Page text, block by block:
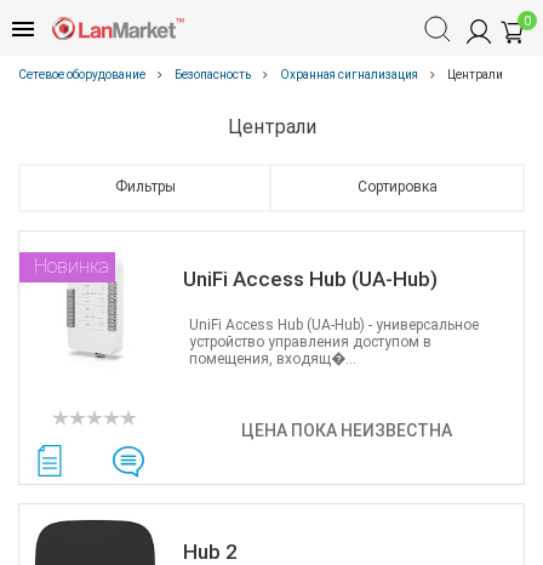
0
Сетевое оборудование Безопасность Охранная сигнализация Централи
Централи
Фильтры Сортировка
UniFi Access Hub (UA-Hub)
Новинка
ЦЕНА ПОКА НЕИЗВЕСТНА
UniFi Access Hub (UA-Hub) - универсальное
устройство управления доступом в
помещения, входящ�...
Hub 2